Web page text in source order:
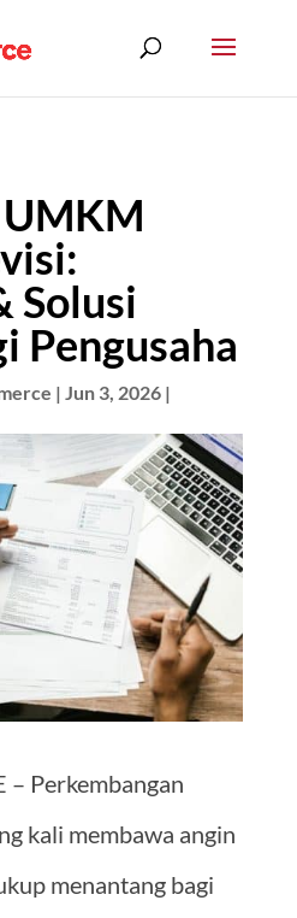
Solusi
Pengusaha
| Jun 3, 2026|
Perkembangan
kali membawa angin
menantang bagi